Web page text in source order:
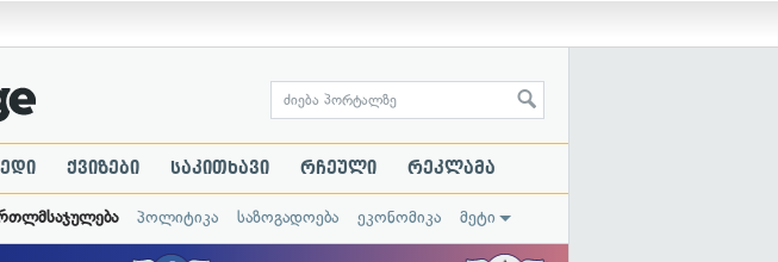
ქვიზები საკითხავი რჩეული რეკლამა
პოლიტიკა საზოგადოება ეკონომიკა მეტი